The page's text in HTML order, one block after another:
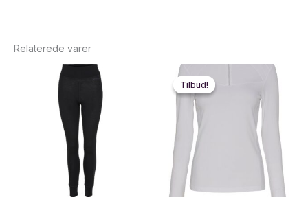
Relaterede varer
Tilbud!
Tilbud!